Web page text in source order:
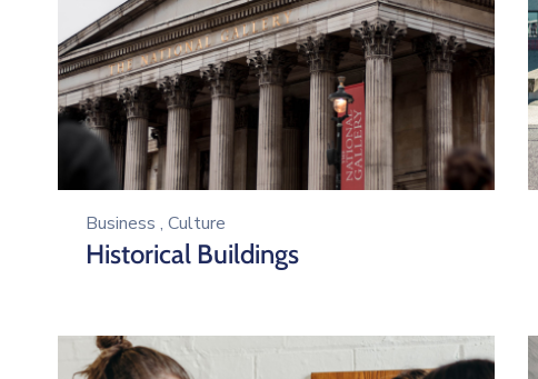
Business , Culture
Historical Buildings